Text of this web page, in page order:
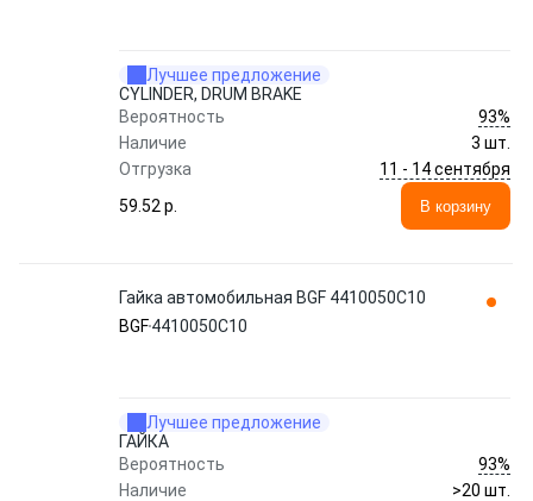
Лучшее предложение
CYLINDER, DRUM BRAKE
Вероятность
93%
Наличие
3 шт.
Отгрузка
11 - 14 сентября
59.52 p.
В корзину
Гайка автомобильная BGF 4410050C10
BGF4410050C10
Лучшее предложение
ГАЙКА
Вероятность
93%
Наличие
>20 шт.